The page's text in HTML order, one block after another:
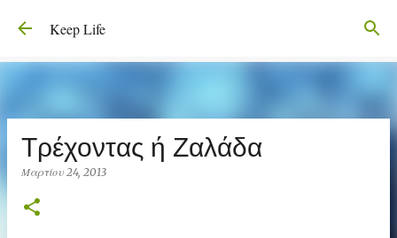
Μετάβαση στο κύριο περιεχόμενο
Keep Life
Τρέχοντας ή Ζαλάδα
Μαρτίου 24, 2013